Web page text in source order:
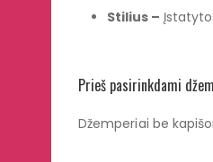
Stilius –
Prieš pasirinkdami
Džemperiai be